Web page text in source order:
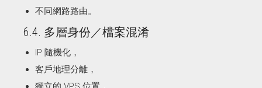
不同網路路由。
6.4. 多層身份／檔案混淆
IP 隨機化，
客戶地理分離，